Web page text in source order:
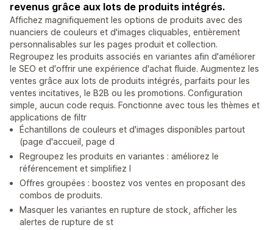
revenus grâce aux lots de produits intégrés.
Affichez magnifiquement les options de produits avec des
nuanciers de couleurs et d'images cliquables, entièrement
personnalisables sur les pages produit et collection.
Regroupez les produits associés en variantes afin d'améliorer
le SEO et d'offrir une expérience d'achat fluide. Augmentez les
ventes grâce aux lots de produits intégrés, parfaits pour les
ventes incitatives, le B2B ou les promotions. Configuration
simple, aucun code requis. Fonctionne avec tous les thèmes et
applications de filtr
Échantillons de couleurs et d'images disponibles partout
(page d'accueil, page d
Regroupez les produits en variantes : améliorez le
référencement et simplifiez l
Offres groupées : boostez vos ventes en proposant des
combos de produits.
Masquer les variantes en rupture de stock, afficher les
alertes de rupture de st